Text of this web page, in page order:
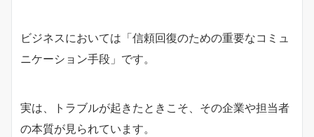
ビジネスにおいては「信頼回復のための重要なコミュ
ニケーション手段」です。
実は、トラブルが起きたときこそ、その企業や担当者
の本質が見られています。